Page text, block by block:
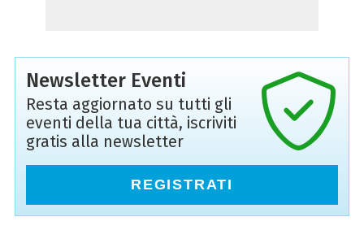
Newsletter Eventi
Resta aggiornato su tutti gli
eventi della tua città, iscriviti
gratis alla newsletter
REGISTRATI